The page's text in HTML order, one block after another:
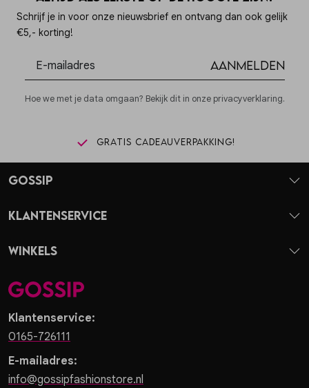
Schrijf je in voor onze nieuwsbrief en ontvang dan ook gelijk
€5,- korting!
Aanmelden
Hoe we met je data omgaan? Bekijk dit in onze privacyverklaring.
Gratis cadeauverpakking!
Klantenservice:
0165-726111
E-mailadres:
info@gossipfashionstore.nl
Gossip
Klantenservice
Winkels